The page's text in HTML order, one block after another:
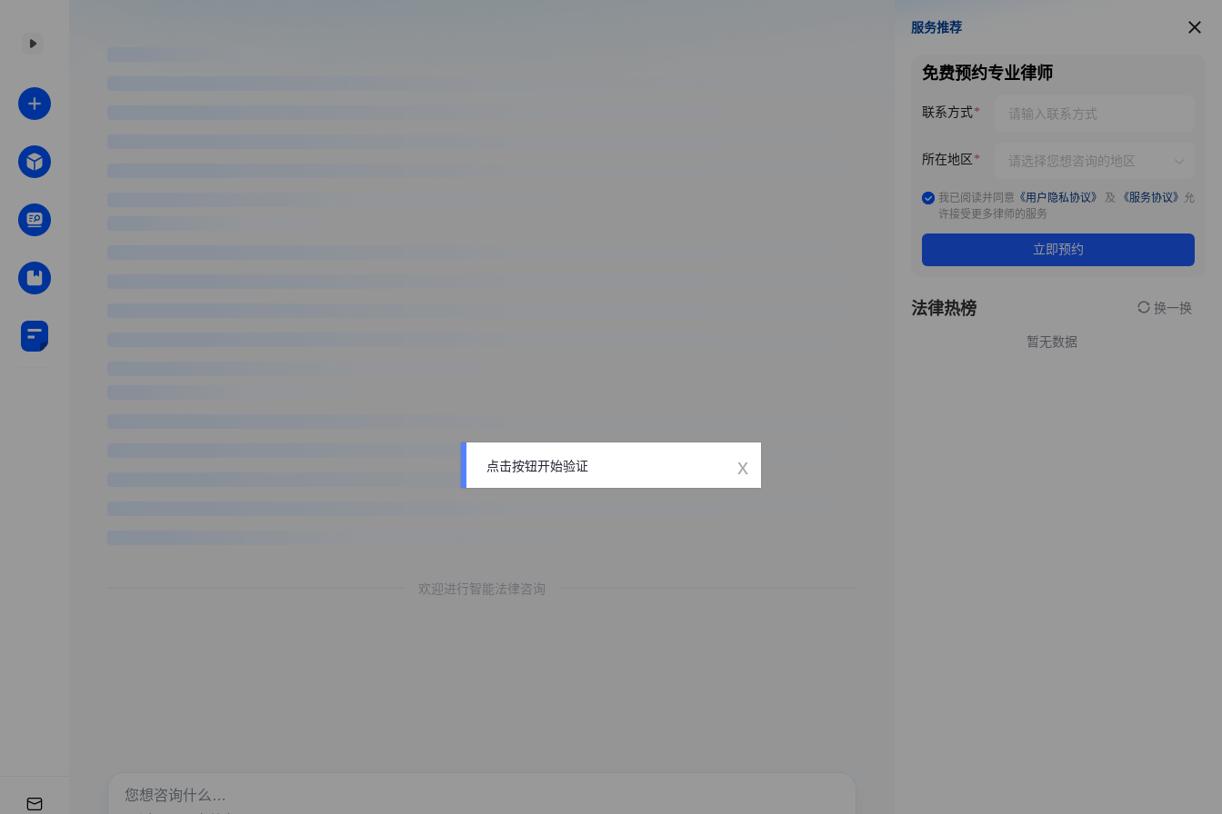
欢迎进行智能法律咨询
服务推荐
服务推荐
免费预约专业律师
联系方式
所在地区
我已阅读并同意 《用户隐私协议》 及 《服务协议》 允
许接受更多律师的服务
立即预约
法律热榜 换一换
暂无数据
点击按钮开始验证 x